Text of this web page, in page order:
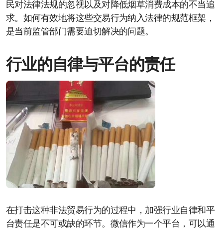
民对法律法规的忽视以及对降低烟草消费成本的不当追
求。如何有效地将这些交易行为纳入法律的规范框架，
是当前监管部门需要迫切解决的问题。
行业的自律与平台的责任
在打击这种非法贸易行为的过程中，加强行业自律和平
台责任是不可或缺的环节。微信作为一个平台，可以通